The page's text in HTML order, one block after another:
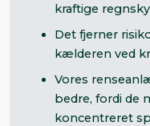
kraftige
Det fjerner
kælderen ved
Vores
bedre, fordi de
koncentreret